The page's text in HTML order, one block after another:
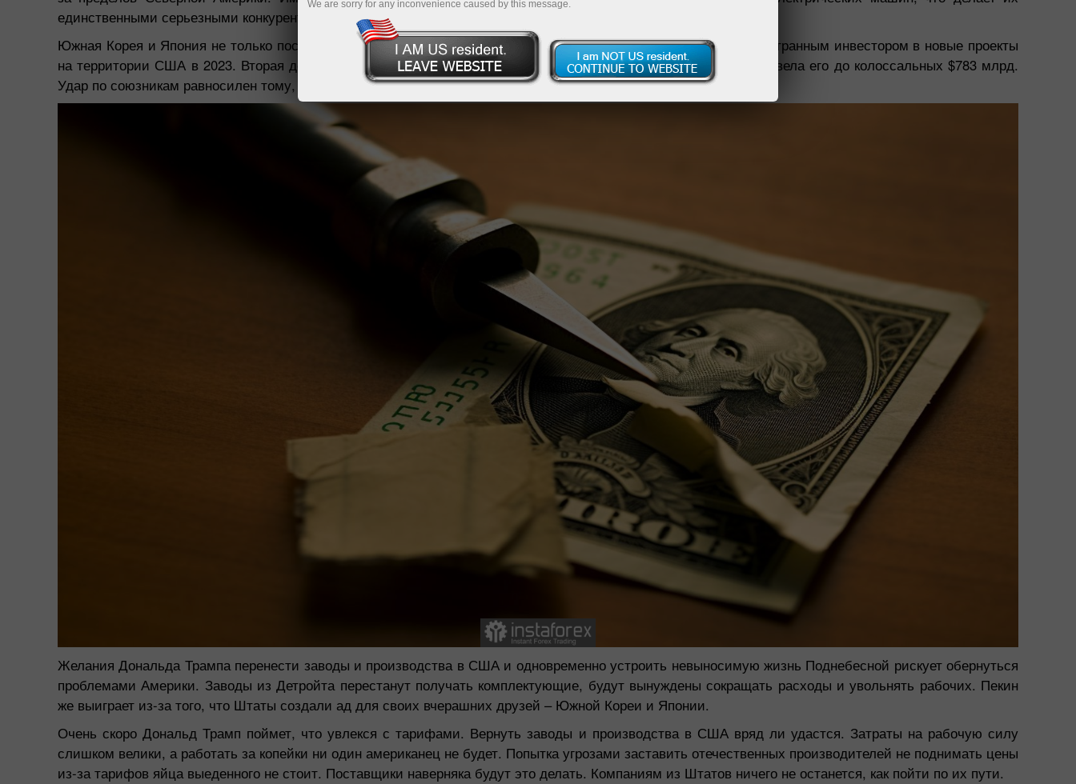
единственными серьезными конкурентами Китая.
Южная Корея и Япония не только поставляют комплектующие в Штаты. Первая страна стала крупнейшим иностранным инвестором в новые проекты
на территории США в 2023. Вторая десятилетиями собирала портфель американских прямых инвестиций и довела его до колоссальных $783 млрд.
Удар по союзникам равносилен тому, что Вашингтон рубит сук, на котором сидит.
Желания Дональда Трампа перенести заводы и производства в США и одновременно устроить невыносимую жизнь Поднебесной рискует обернуться
проблемами Америки. Заводы из Детройта перестанут получать комплектующие, будут вынуждены сокращать расходы и увольнять рабочих. Пекин
же выиграет из-за того, что Штаты создали ад для своих вчерашних друзей – Южной Кореи и Японии.
Очень скоро Дональд Трамп поймет, что увлекся с тарифами. Вернуть заводы и производства в США вряд ли удастся. Затраты на рабочую силу
слишком велики, а работать за копейки ни один американец не будет. Попытка угрозами заставить отечественных производителей не поднимать цены
из-за тарифов яйца выеденного не стоит. Поставщики наверняка будут это делать. Компаниям из Штатов ничего не останется, как пойти по их пути.
We are sorry for any inconvenience caused by this message.